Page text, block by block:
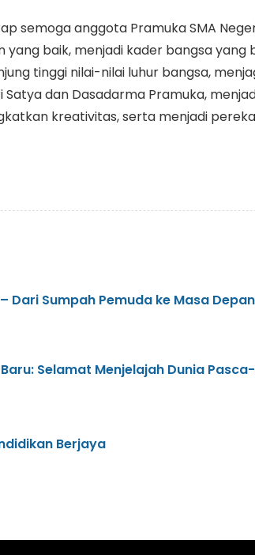
semoga anggota Pramuka SMA
baik, menjadi kader bangsa yang
tinggi nilai-nilai luhur bangsa,
dan Dasadarma Pramuka,
kreativitas, serta menjadi
– Dari Sumpah Pemuda ke Masa
Selamat Menjelajah Dunia
Berjaya